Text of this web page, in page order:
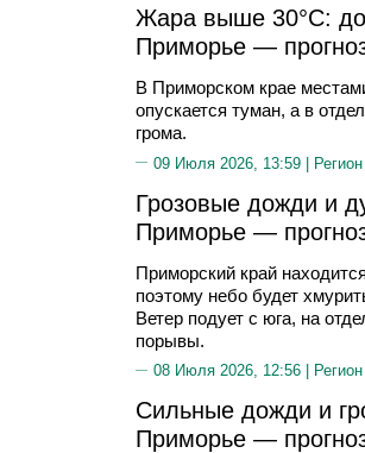
Жара выше 30°С:
Приморье —
В Приморском крае
опускается туман, а в
грома.
09 Июля 2026, 13:59 |
Грозовые дожди и
Приморье —
Приморский край
поэтому небо будет
Ветер подует с юга, на
порывы.
08 Июля 2026, 12:56 |
Сильные дожди и
Приморье —